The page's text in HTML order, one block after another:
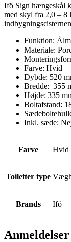
Ifö Sign hængeskål
med skyl fra 2,0 –
Funktion:
Materiale:
Farve: Hvid
Dybde: 520
Bredde: 355
Højde: 335
Boltafstand:
Inkl. sæde:
Farve Hvid
Toiletter type
Brands Ifö
Anmeldelser